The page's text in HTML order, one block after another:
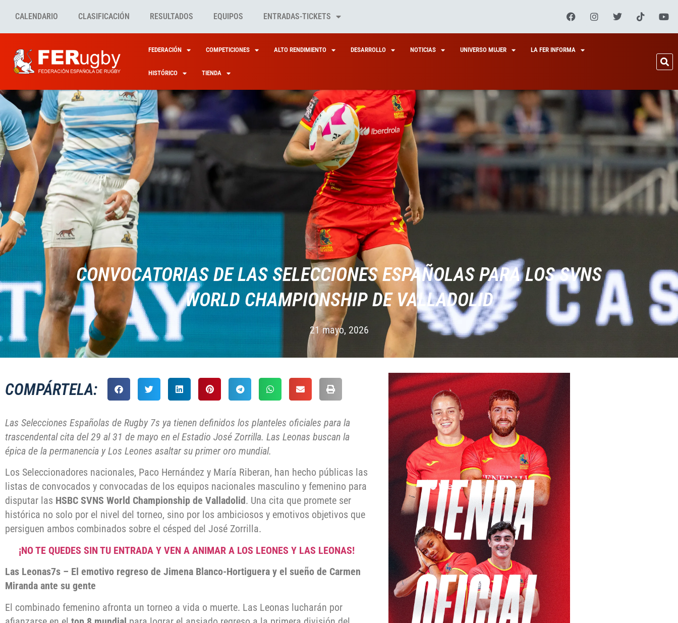
CALENDARIO CLASIFICACIÓN RESULTADOS EQUIPOS ENTRADAS-TICKETS
FEDERACIÓN COMPETICIONES ALTO RENDIMIENTO DESARROLLO NOTICIAS UNIVERSO MUJER LA FER INFORMA
HISTÓRICO TIENDA
CONVOCATORIAS DE LAS SELECCIONES ESPAÑOLAS PARA LOS SVNS
WORLD CHAMPIONSHIP DE VALLADOLID
21 mayo, 2026
COMPÁRTELA:
Las Selecciones Españolas de Rugby 7s ya tienen definidos los planteles oficiales para la
trascendental cita del 29 al 31 de mayo en el Estadio José Zorrilla. Las Leonas buscan la
épica de la permanencia y Los Leones asaltar su primer oro mundial.
Los Seleccionadores nacionales, Paco Hernández y María Riberan, han hecho públicas las
listas de convocados y convocadas de los equipos nacionales masculino y femenino para
disputar las HSBC SVNS World Championship de Valladolid. Una cita que promete ser
histórica no solo por el nivel del torneo, sino por los ambiciosos y emotivos objetivos que
persiguen ambos combinados sobre el césped del José Zorrilla.
¡NO TE QUEDES SIN TU ENTRADA Y VEN A ANIMAR A LOS LEONES Y LAS LEONAS!
Las Leonas7s – El emotivo regreso de Jimena Blanco-Hortiguera y el sueño de Carmen
Miranda ante su gente
El combinado femenino afronta un torneo a vida o muerte. Las Leonas lucharán por